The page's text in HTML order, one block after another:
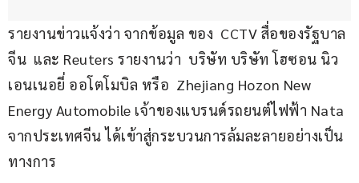
รายงานข่าวแจ้งว่า จากข้อมูล ของ  CCTV สื่อของรัฐบาล
จีน  และ Reuters รายงานว่า  บริษัท บริษัท โฮซอน นิว
เอนเนอยี่ ออโตโมบิล หรือ  Zhejiang Hozon New
Energy Automobile เจ้าของแบรนด์รถยนต์ไฟฟ้า Nata
จากประเทศจีน ได้เข้าสู่กระบวนการล้มละลายอย่างเป็น
ทางการ